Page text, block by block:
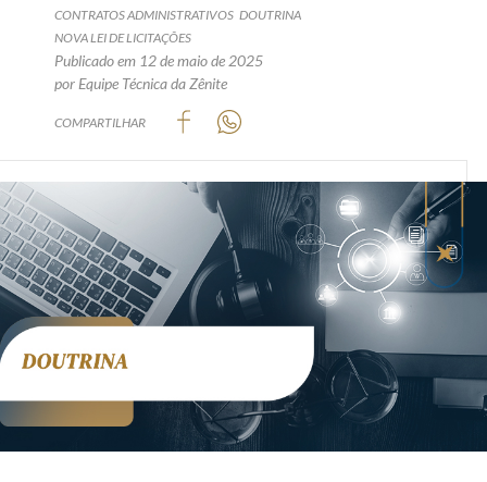
Encarregado (contato)
Produtos e serviços
Zênite Fácil IA
Zênite Play
Orientação por Escrito
Mentoria Zênite
Zênite Online
Eventos presenciais
CONTRATOS ADMINISTRATIVOS DOUTRINA
NOVA LEI DE LICITAÇÕES
Publicado em 12 de maio de 2025
por Equipe Técnica da Zênite
COMPARTILHAR